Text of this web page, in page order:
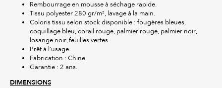
Rembourrage en mousse à séchage rapide.
Tissu polyester 280 gr/m², lavage à la main.
Coloris tissu selon stock disponible : fougères bleues,
coquillage bleu, corail rouge, palmier rouge, palmier noir,
losange noir, feuilles vertes.
Prêt à l’usage.
Fabrication : Chine.
Garantie : 2 ans.
DIMENSIONS